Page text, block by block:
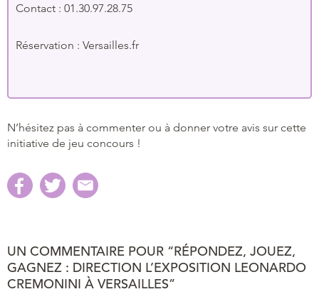
Contact : 01.30.97.28.75
Réservation : Versailles.fr
N’hésitez pas à commenter ou à donner votre avis sur cette
initiative de jeu concours !
UN COMMENTAIRE POUR “RÉPONDEZ, JOUEZ,
GAGNEZ : DIRECTION L’EXPOSITION LEONARDO
CREMONINI À VERSAILLES”